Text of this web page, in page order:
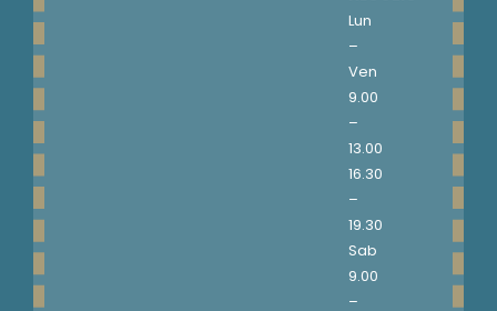
Lun
–
Ven
9.00
–
13.00
16.30
–
19.30
Sab
9.00
–